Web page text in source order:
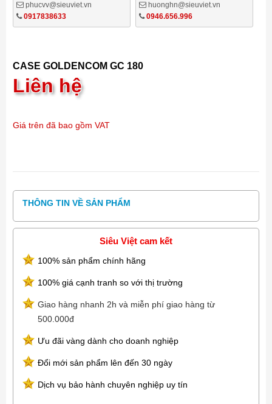
phucvv@sieuviet.vn
0917838633
huonghn@sieuviet.vn
0946.656.996
CASE GOLDENCOM GC 180
Liên hệ
Giá trên đã bao gồm VAT
THÔNG TIN VỀ SẢN PHẨM
Siêu Việt cam kết
100% sản phẩm chính hãng
100% giá cạnh tranh so với thị trường
Giao hàng nhanh 2h và miễn phí giao hàng từ
500.000đ
Ưu đãi vàng dành cho doanh nghiệp
Đổi mới sản phẩm lên đến 30 ngày
Dịch vụ bảo hành chuyên nghiệp uy tín